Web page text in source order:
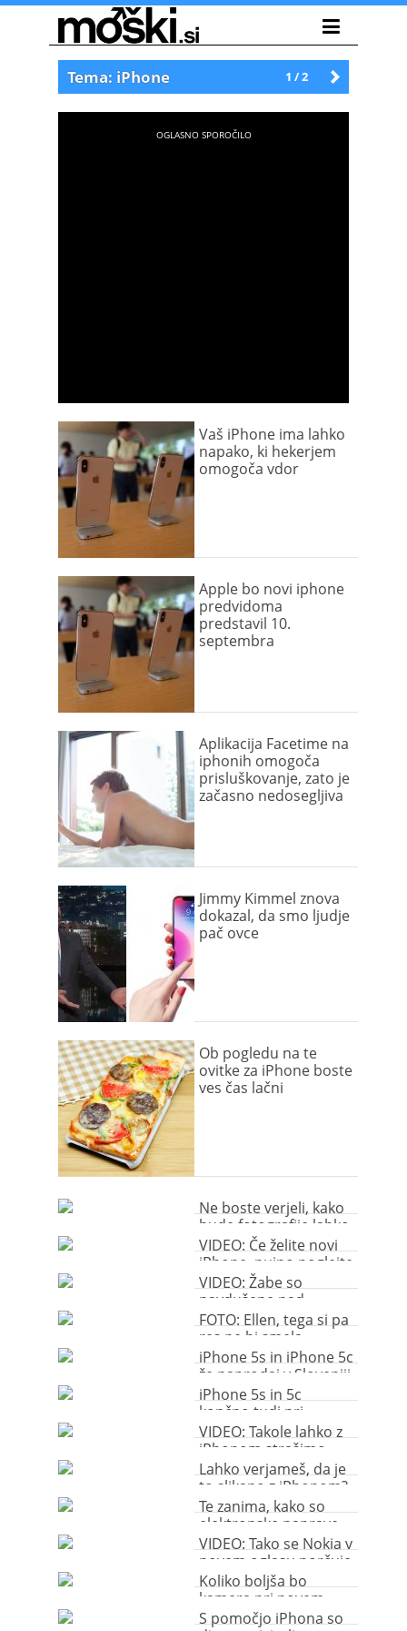
Starejše
1 / 2
Tema: iPhone
Vaš iPhone ima lahko
napako, ki hekerjem
omogoča vdor
Apple bo novi iphone
predvidoma
predstavil 10.
septembra
Aplikacija Facetime na
iphonih omogoča
prisluškovanje, zato je
začasno nedosegljiva
Jimmy Kimmel znova
dokazal, da smo ljudje
pač ovce
Ob pogledu na te
ovitke za iPhone boste
ves čas lačni
Ne boste verjeli, kako
hude fotografije lahko
posnamete s
pametnim telefonom!
(galerija)
VIDEO: Če želite novi
iPhone, nujno poglejte
ta video
VIDEO: Žabe so
navdušene nad
iPhonom!
FOTO: Ellen, tega si pa
res ne bi smela
privoščiti …
iPhone 5s in iPhone 5c
že naprodaj v Sloveniji
iPhone 5s in 5c
končno tudi pri
Telekomu
VIDEO: Takole lahko z
iPhonom strašimo
ljudi
Lahko verjameš, da je
to slikano z iPhonom?
Te zanima, kako so
elektronske naprave
videti ocvrte?
VIDEO: Tako se Nokia v
novem oglasu norčuje
iz uporabnikov iPhona
Koliko boljša bo
kamera pri novem
iPhone 5s v resnici?
S pomočjo iPhona so